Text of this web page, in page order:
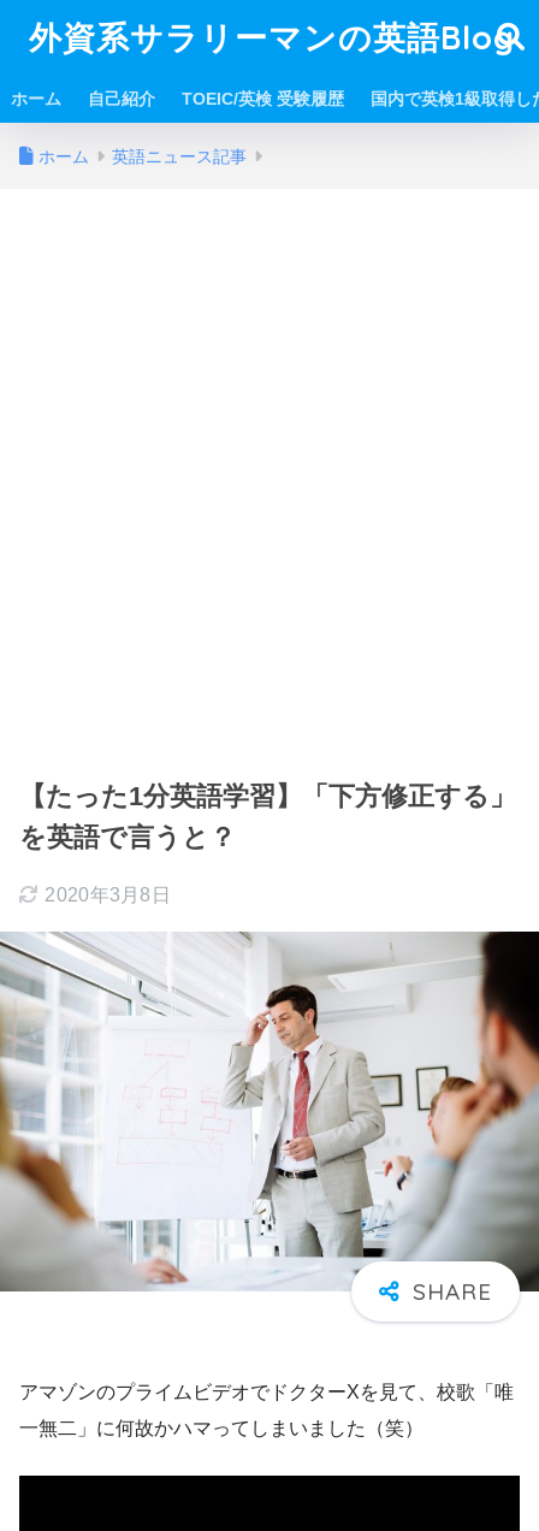
外資系サラリーマンの英語Blog
ホーム 自己紹介 TOEIC/英検 受験履歴 国内で英検1級取得し
ホーム 英語ニュース記事
【たった1分英語学習】「下方修正する」
を英語で言うと？
2020年3月8日
アマゾンのプライムビデオでドクターXを見て、校歌「唯
一無二」に何故かハマってしまいました（笑）